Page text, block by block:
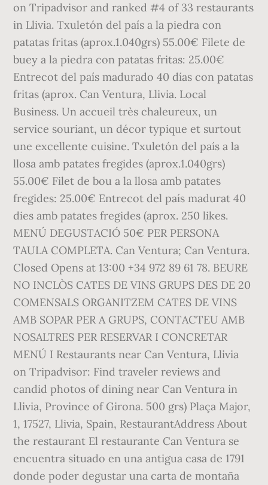
on Tripadvisor and ranked #4 of 33 restaurants
in Llivia. Txuletón del país a la piedra con
patatas fritas (aprox.1.040grs) 55.00€ Filete de
buey a la piedra con patatas fritas: 25.00€
Entrecot del país madurado 40 días con patatas
fritas (aprox. Can Ventura, Llivia. Local
Business. Un accueil très chaleureux, un
service souriant, un décor typique et surtout
une excellente cuisine. Txuletón del país a la
llosa amb patates fregides (aprox.1.040grs)
55.00€ Filet de bou a la llosa amb patates
fregides: 25.00€ Entrecot del país madurat 40
dies amb patates fregides (aprox. 250 likes.
MENÚ DEGUSTACIÓ 50€ PER PERSONA
TAULA COMPLETA. Can Ventura; Can Ventura.
Closed Opens at 13:00 +34 972 89 61 78. BEURE
NO INCLÒS CATES DE VINS GRUPS DES DE 20
COMENSALS ORGANITZEM CATES DE VINS
AMB SOPAR PER A GRUPS, CONTACTEU AMB
NOSALTRES PER RESERVAR I CONCRETAR
MENÚ I Restaurants near Can Ventura, Llivia
on Tripadvisor: Find traveler reviews and
candid photos of dining near Can Ventura in
Llivia, Province of Girona. 500 grs) Plaça Major,
1, 17527, Llivia, Spain, RestaurantAddress About
the restaurant El restaurante Can Ventura se
encuentra situado en una antigua casa de 1791
donde poder degustar una carta de montaña